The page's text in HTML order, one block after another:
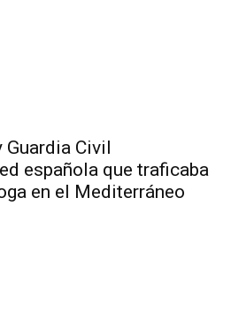
Civil
española que traficaba
en el Mediterráneo